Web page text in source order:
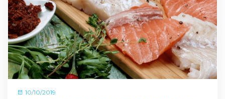
10/10/2019